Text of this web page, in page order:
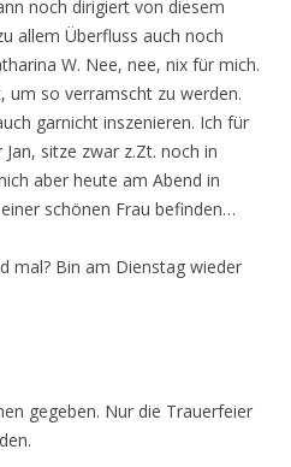
noch dirigiert von diesem
allem Überfluss auch noch
W. Nee, nee, nix für mich.
um so verramscht zu werden.
garnicht inszenieren. Ich für
sitze zwar z.Zt. noch in
aber heute am Abend in
schönen Frau befinden…
mal? Bin am Dienstag wieder
gegeben. Nur die Trauerfeier